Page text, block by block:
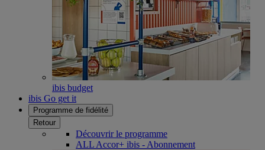
ibis budget
ibis Go get it
Programme de fidélité
Retour
Découvrir le programme
ALL Accor+ ibis - Abonnement